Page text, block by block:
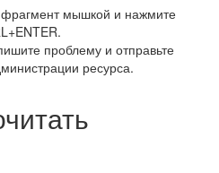
мышкой и нажмите
проблему и отправьте
ресурса.